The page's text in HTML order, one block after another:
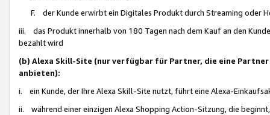
F. der Kunde erwirbt ein Digitales Produkt durch Streaming oder
iii. das Produkt innerhalb von 180 Tagen nach dem Kauf an den
bezahlt wird
(b) Alexa Skill-Site (nur verfügbar für Partner, die eine
anbieten):
i. ein Kunde, der Ihre Alexa Skill-Site nutzt, führt eine Alexa-
ii. während einer einzigen Alexa Shopping Action-Sitzung, die